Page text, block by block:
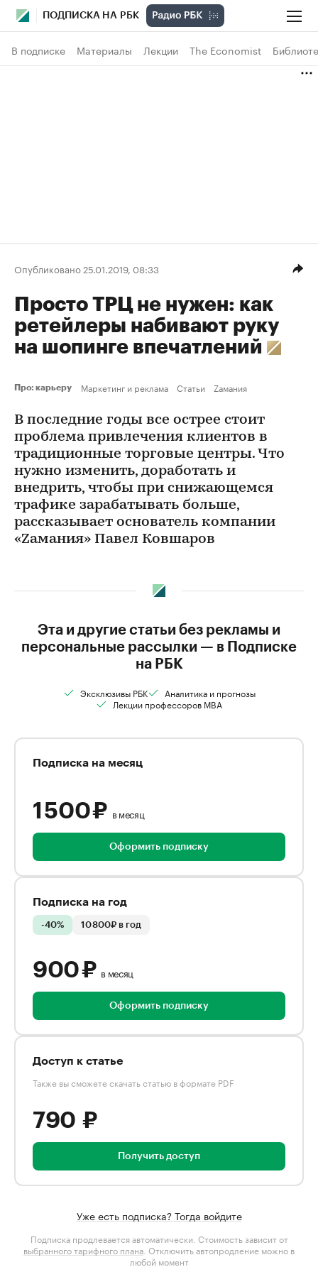
ПОДПИСКА НА РБК
В подписке Материалы Лекции The Economist
Опубликовано 25.01.2019, 08:33
Просто ТРЦ не нужен: как
ретейлеры набивают руку
на шопинге впечатлений
Про: карьеру Маркетинг и реклама Статьи Zамания
В последние годы все острее стоит
проблема привлечения клиентов в
традиционные торговые центры. Что
нужно изменить, доработать и
внедрить, чтобы при снижающемся
трафике зарабатывать больше,
рассказывает основатель компании
«Zамания» Павел Ковшаров
Эта и другие статьи без рекламы и
персональные рассылки — в Подписке
на РБК
Эксклюзивы РБК
Аналитика и прогнозы
Лекции профессоров MBA
Подписка на месяц
1 500 ₽ в месяц
Оформить подписку
Подписка на год
-40% 10 800₽ в год
900 ₽ в месяц
Оформить подписку
Доступ к статье
Также вы сможете скачать статью в формате PDF
790 ₽
Получить доступ
Уже есть подписка? Тогда войдите
Подписка продлевается автоматически. Стоимость зависит от
выбранного тарифного плана . Отключить автопродление можно в
любой момент